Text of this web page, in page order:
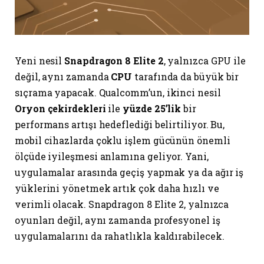
Yeni nesil Snapdragon 8 Elite 2, yalnızca GPU ile
değil, aynı zamanda CPU tarafında da büyük bir
sıçrama yapacak. Qualcomm’un, ikinci nesil
Oryon çekirdekleri ile yüzde 25’likbir
performans artışı hedeflediği belirtiliyor. Bu,
mobil cihazlarda çoklu işlem gücünün önemli
ölçüde iyileşmesi anlamına geliyor. Yani,
uygulamalar arasında geçiş yapmak ya da ağır iş
yüklerini yönetmek artık çok daha hızlı ve
verimli olacak. Snapdragon 8 Elite 2, yalnızca
oyunları değil, aynı zamanda profesyonel iş
uygulamalarını da rahatlıkla kaldırabilecek.